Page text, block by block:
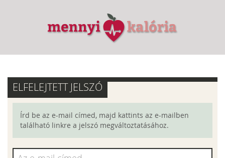
ELFELEJTETT JELSZÓ
Írd be az e-mail címed, majd kattints az e-mailben
található linkre a jelszó megváltoztatásához.